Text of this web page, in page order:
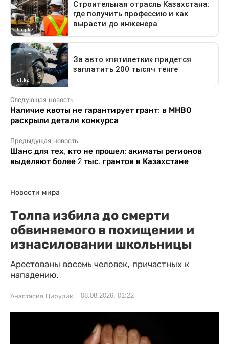
Следующая новость
Наличие квоты не гарантирует грант: в МНВО
раскрыли детали конкурса
Предыдущая новость
Шанс для тех, кто не прошел: акиматы регионов
выделяют более 2 тыс. грантов в Казахстане
Новости мира
Толпа избила до смерти
обвиняемого в похищении и
изнасиловании школьницы
Арестованы восемь человек, причастных к
нападению.
Анастасия Цирулик 08.08.2026, 01:22